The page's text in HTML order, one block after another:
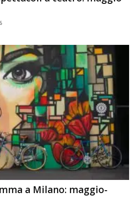
a Milano: maggio-